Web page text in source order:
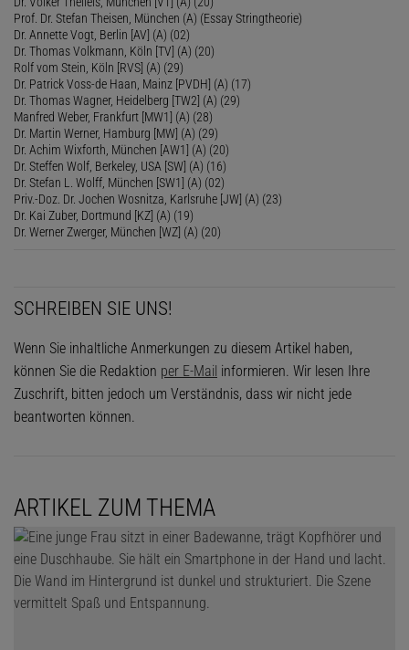
Prof. Dr. Stefan Theisen, München (A) (Essay Stringtheorie)
Dr. Annette Vogt, Berlin [AV] (A) (02)
Dr. Thomas Volkmann, Köln [TV] (A) (20)
Rolf vom Stein, Köln [RVS] (A) (29)
Dr. Patrick Voss-de Haan, Mainz [PVDH] (A) (17)
Dr. Thomas Wagner, Heidelberg [TW2] (A) (29)
Manfred Weber, Frankfurt [MW1] (A) (28)
Dr. Martin Werner, Hamburg [MW] (A) (29)
Dr. Achim Wixforth, München [AW1] (A) (20)
Dr. Steffen Wolf, Berkeley, USA [SW] (A) (16)
Dr. Stefan L. Wolff, München [SW1] (A) (02)
Priv.-Doz. Dr. Jochen Wosnitza, Karlsruhe [JW] (A) (23)
Dr. Kai Zuber, Dortmund [KZ] (A) (19)
Dr. Werner Zwerger, München [WZ] (A) (20)
SCHREIBEN SIE UNS!
Wenn Sie inhaltliche Anmerkungen zu diesem Artikel haben,
können Sie die Redaktion per E-Mail informieren. Wir lesen Ihre
Zuschrift, bitten jedoch um Verständnis, dass wir nicht jede
beantworten können.
ARTIKEL ZUM THEMA